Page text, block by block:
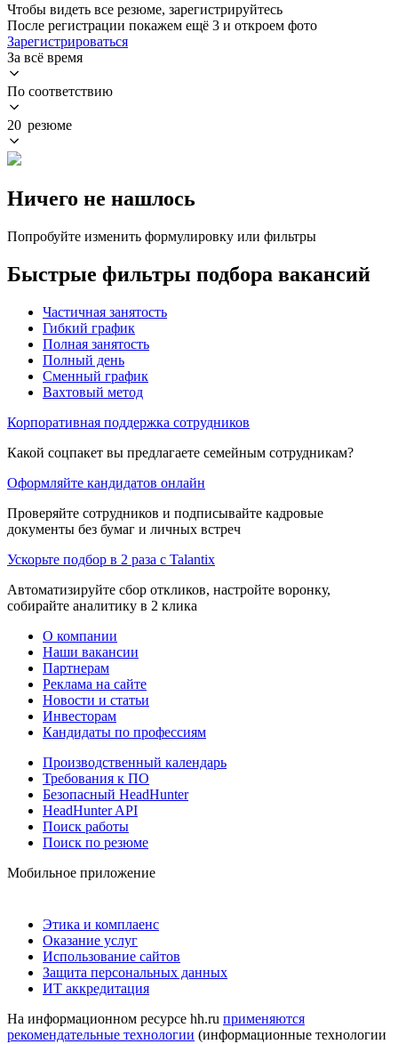
Чтобы видеть все резюме, зарегистрируйтесь
После регистрации покажем ещё 3 и откроем фото
Зарегистрироваться
За всё время
По соответствию
20 резюме
Ничего не нашлось
Попробуйте изменить формулировку или фильтры
Быстрые фильтры подбора вакансий
Частичная занятость
Гибкий график
Полная занятость
Полный день
Сменный график
Вахтовый метод
Корпоративная поддержка сотрудников
Какой соцпакет вы предлагаете семейным сотрудникам?
Оформляйте кандидатов онлайн
Проверяйте сотрудников и подписывайте кадровые
документы без бумаг и личных встреч
Ускорьте подбор в 2 раза с Talantix
Автоматизируйте сбор откликов, настройте воронку,
собирайте аналитику в 2 клика
О компании
Наши вакансии
Партнерам
Реклама на сайте
Новости и статьи
Инвесторам
Кандидаты по профессиям
Производственный календарь
Требования к ПО
Безопасный HeadHunter
HeadHunter API
Поиск работы
Поиск по резюме
Мобильное приложение
Этика и комплаенс
Оказание услуг
Использование сайтов
Защита персональных данных
ИТ аккредитация
На информационном ресурсе hh.ru применяются
рекомендательные технологии (информационные технологии